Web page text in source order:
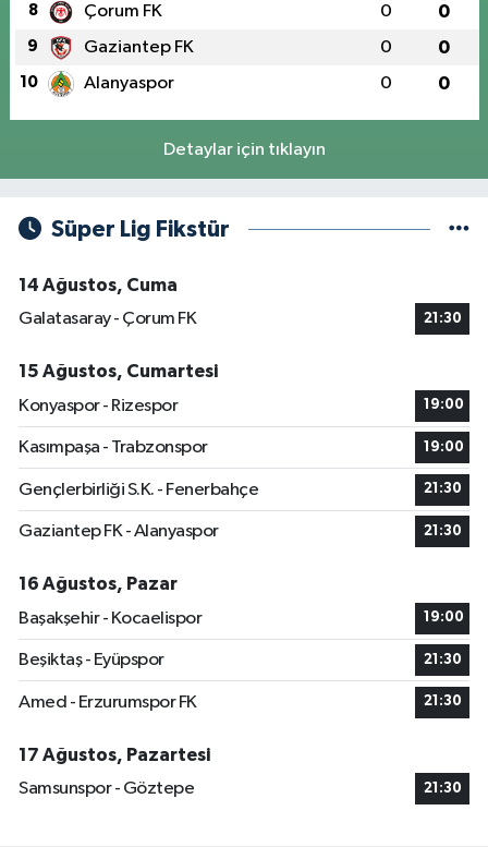
8 Çorum FK 0 0
9 Gaziantep FK 0 0
10 Alanyaspor 0 0
Detaylar için tıklayın
Süper Lig Fikstür
14 Ağustos, Cuma
Galatasaray - Çorum FK
21:30
15 Ağustos, Cumartesi
Konyaspor - Rizespor
19:00
Kasımpaşa - Trabzonspor 19:00
Gençlerbirliği S.K. - Fenerbahçe 21:30
Gaziantep FK - Alanyaspor 21:30
16 Ağustos, Pazar
Başakşehir - Kocaelispor
19:00
Beşiktaş - Eyüpspor 21:30
Amed - Erzurumspor FK 21:30
17 Ağustos, Pazartesi
Samsunspor - Göztepe
21:30